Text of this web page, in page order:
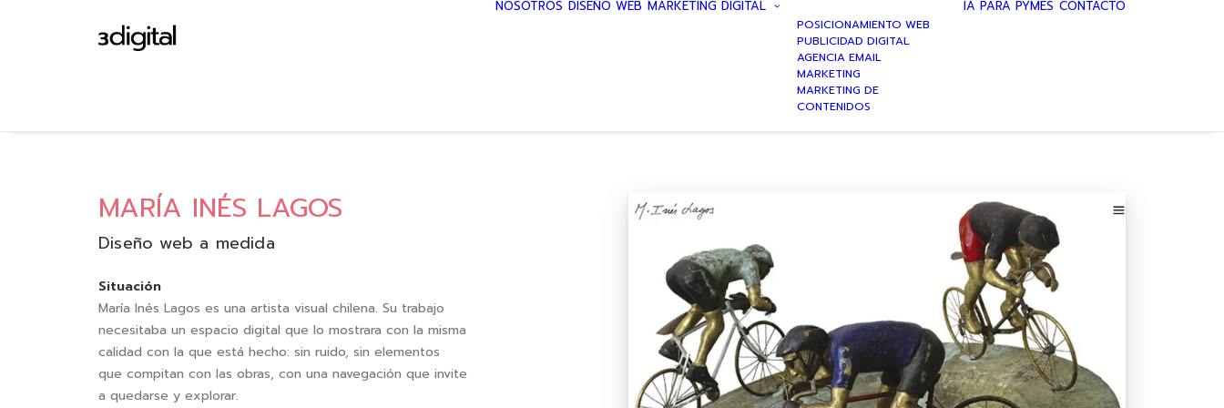
NOSOTROS DISEÑO WEB MARKETING DIGITAL
POSICIONAMIENTO WEB
PUBLICIDAD DIGITAL
AGENCIA EMAIL
MARKETING
MARKETING DE
CONTENIDOS
IA PARA PYMES CONTACTO
MARÍA INÉS LAGOS
Diseño web a medida
Situación
María Inés Lagos es una artista visual chilena. Su trabajo
necesitaba un espacio digital que lo mostrara con la misma
calidad con la que está hecho: sin ruido, sin elementos
que compitan con las obras, con una navegación que invite
a quedarse y explorar.